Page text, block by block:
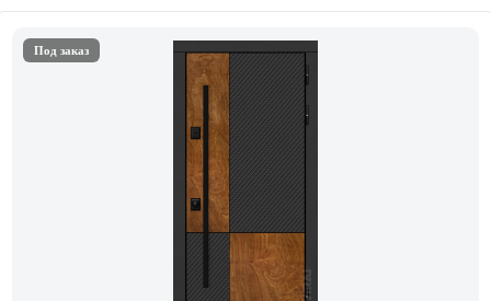
Под заказ